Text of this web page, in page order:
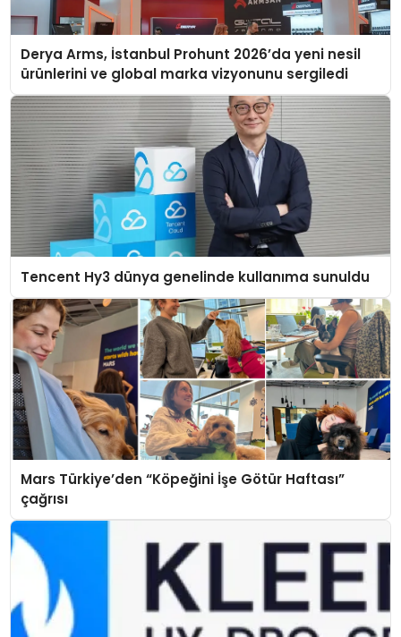
Derya Arms, İstanbul Prohunt 2026’da yeni nesil
ürünlerini ve global marka vizyonunu sergiledi
Tencent Hy3 dünya genelinde kullanıma sunuldu
Mars Türkiye’den “Köpeğini İşe Götür Haftası”
çağrısı